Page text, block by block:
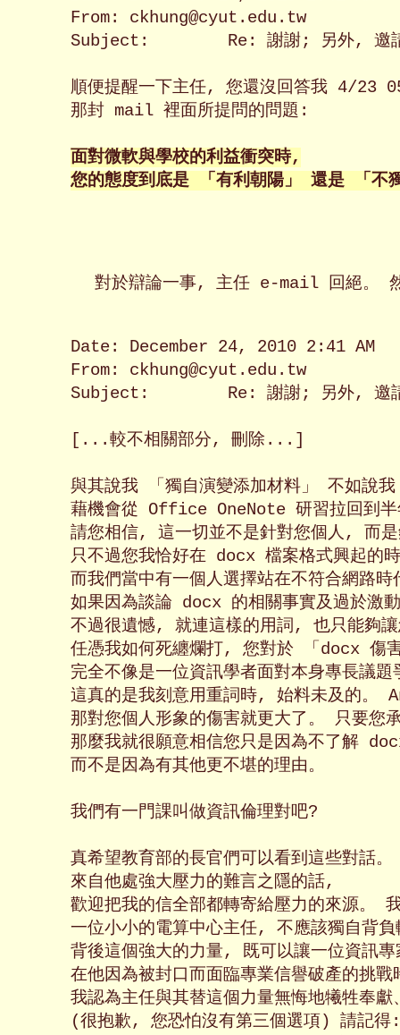
From: ckhung@cyut.edu.tw
Subject:	Re: 謝謝; 另外, 邀請主任公開辯論學校應該採用 docx、 doc、 還是 odt 格式存檔
順便提醒一下主任, 您還沒回答我 4/23
那封 mail 裡面所提問的問題:
面對微軟與學校的利益衝突時,
您的態度到底是 「有利朝陽」 還是 「不
對於辯論一事, 主任 e-mail 回絕。
Date: December 24, 2010 2:41 AM
From: ckhung@cyut.edu.tw
Subject:	Re: 謝謝; 另外, 邀請主任公開辯論學校應該採用 docx、 doc、 還是 odt 格式存檔
[...較不相關部分, 刪除...]
與其說我 「獨自演變添加材料」 不如說
藉機會從 Office OneNote 研習拉回到
請您相信, 這一切並不是針對您個人, 而
只不過您我恰好在 docx 檔案格式興起的
而我們當中有一個人選擇站在不符合網路
如果因為談論 docx 的相關事實及過於激
不過很遺憾, 就連這樣的用詞, 也只能夠
任憑我如何死纏爛打, 您對於 「docx 傷
完全不像是一位資訊學者面對本身專長議
這真的是我刻意用重詞時, 始料未及的
那對您個人形象的傷害就更大了。 只要
那麼我就很願意相信您只是因為不了解
而不是因為有其他更不堪的理由。
我們有一門課叫做資訊倫理對吧?
真希望教育部的長官們可以看到這些對話
來自他處強大壓力的難言之隱的話,
歡迎把我的信全部都轉寄給壓力的來源。
一位小小的電算中心主任, 不應該獨自背
背後這個強大的力量, 既可以讓一位資訊
在他因為被封口而面臨專業信譽破產的挑
我認為主任與其替這個力量無悔地犧牲奉
(很抱歉, 您恐怕沒有第三個選項) 請記